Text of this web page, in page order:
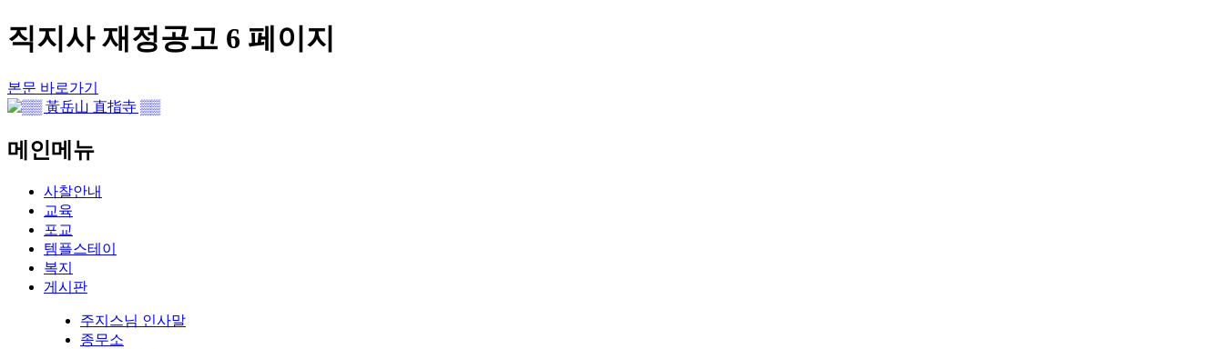
직지사 재정공고 6 페이지
본문 바로가기
메인메뉴
사찰안내
교육
포교
템플스테이
복지
게시판
주지스님 인사말
종무소